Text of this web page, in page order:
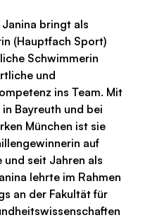
bringt als
(Hauptfach Sport)
Schwimmerin
und
ins Team. Mit
Bayreuth und bei
München ist sie
auf
und seit Jahren als
lehrte im Rahmen
an der Fakultät für